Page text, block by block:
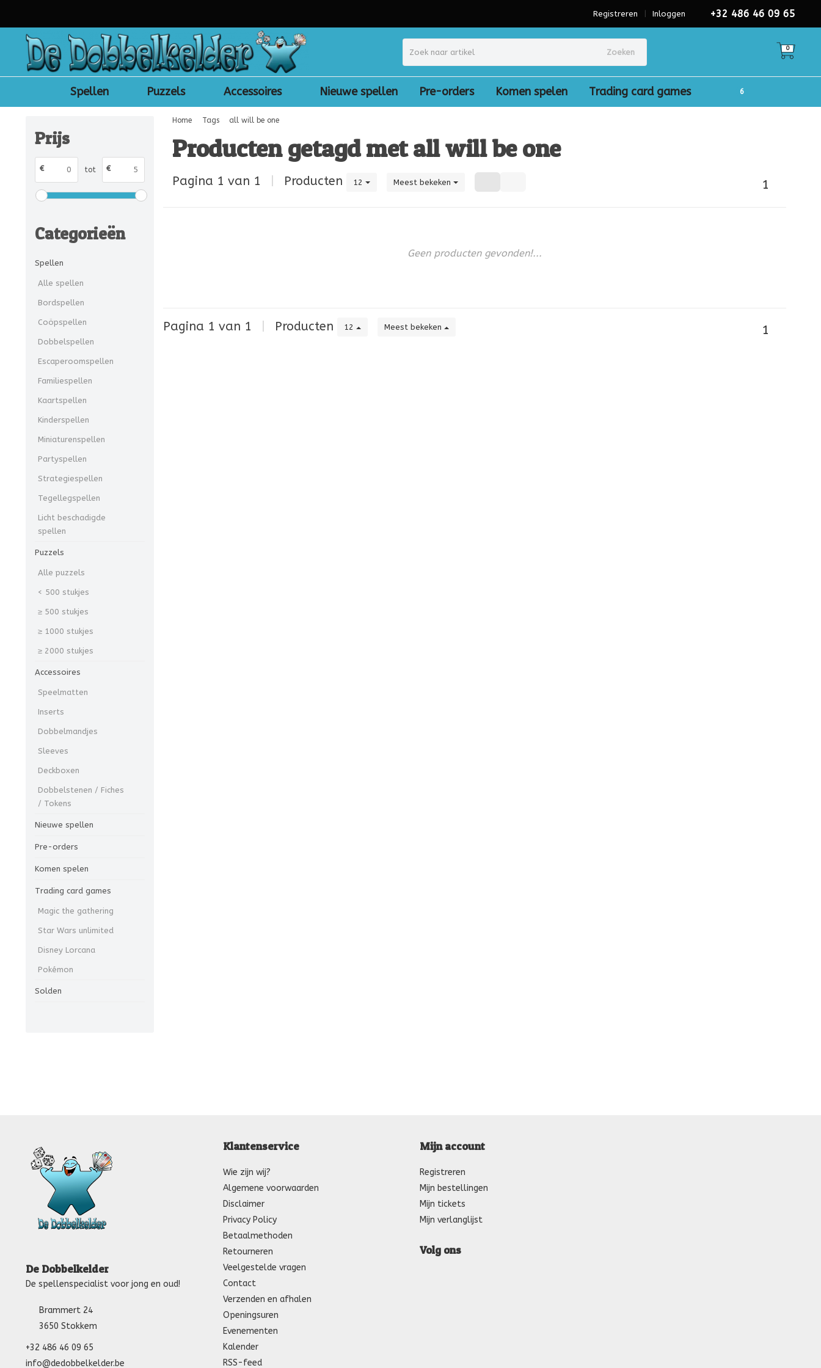
+32 486 46 09 65
Inloggen
Registreren
Zoeken 0
Spellen Puzzels Accessoires Nieuwe spellen Pre-orders Komen spelen Trading card games
Prijs
€ tot €
Categorieën
Spellen
Alle spellen
Bordspellen
Coöpspellen
Dobbelspellen
Escaperoomspellen
Familiespellen
Kaartspellen
Kinderspellen
Miniaturenspellen
Partyspellen
Strategiespellen
Tegellegspellen
Licht beschadigde
spellen
Puzzels
Alle puzzels
< 500 stukjes
≥ 500 stukjes
≥ 1000 stukjes
≥ 2000 stukjes
Accessoires
Speelmatten
Inserts
Dobbelmandjes
Sleeves
Deckboxen
Dobbelstenen / Fiches
/ Tokens
Nieuwe spellen
Pre-orders
Komen spelen
Trading card games
Magic the gathering
Star Wars unlimited
Disney Lorcana
Pokémon
Solden
Home Tags all will be one
Producten getagd met all will be one
Pagina 1 van 1 Producten 12 Meest bekeken 1
Geen producten gevonden!...
Pagina 1 van 1 Producten 12 Meest bekeken 1
De Dobbelkelder
De spellenspecialist voor jong en oud!
Brammert 24
3650 Stokkem
+32 486 46 09 65
info@dedobbelkelder.be
Klantenservice
Wie zijn wij?
Algemene voorwaarden
Disclaimer
Privacy Policy
Betaalmethoden
Retourneren
Veelgestelde vragen
Contact
Verzenden en afhalen
Openingsuren
Evenementen
Kalender
RSS-feed
Mijn account
Registreren
Mijn bestellingen
Mijn tickets
Mijn verlanglijst
Volg ons